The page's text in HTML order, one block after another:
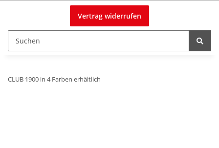
Vertrag widerrufen
CLUB 1900 in 4 Farben erhältlich